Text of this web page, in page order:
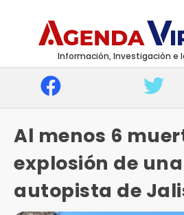
Información, Investigación e
Al menos 6
explosión de
autopista de